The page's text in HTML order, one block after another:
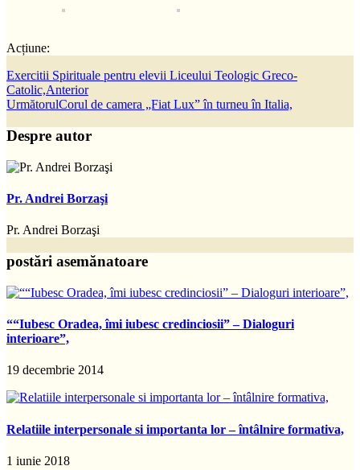
Acțiune:
Exercitii Spirituale pentru elevii Liceului Teologic Greco-
Catolic,Anterior
UrmătorulCorul de camera „Fiat Lux” în turneu în Italia,
Despre autor
Pr. Andrei Borzaşi
Pr. Andrei Borzaşi
postări asemănatoare
““Iubesc Oradea, îmi iubesc credinciosii” – Dialoguri
interioare”,
19 decembrie 2014
Relatiile interpersonale si importanta lor – întâlnire formativa,
1 iunie 2018